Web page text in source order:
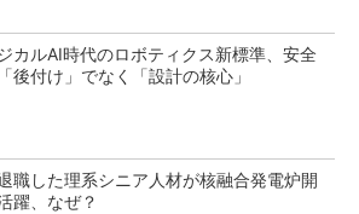
カルAI時代のロボティクス新標準、安全
後付け」でなく「設計の核心」
職した理系シニア人材が核融合発電炉開
躍、なぜ？